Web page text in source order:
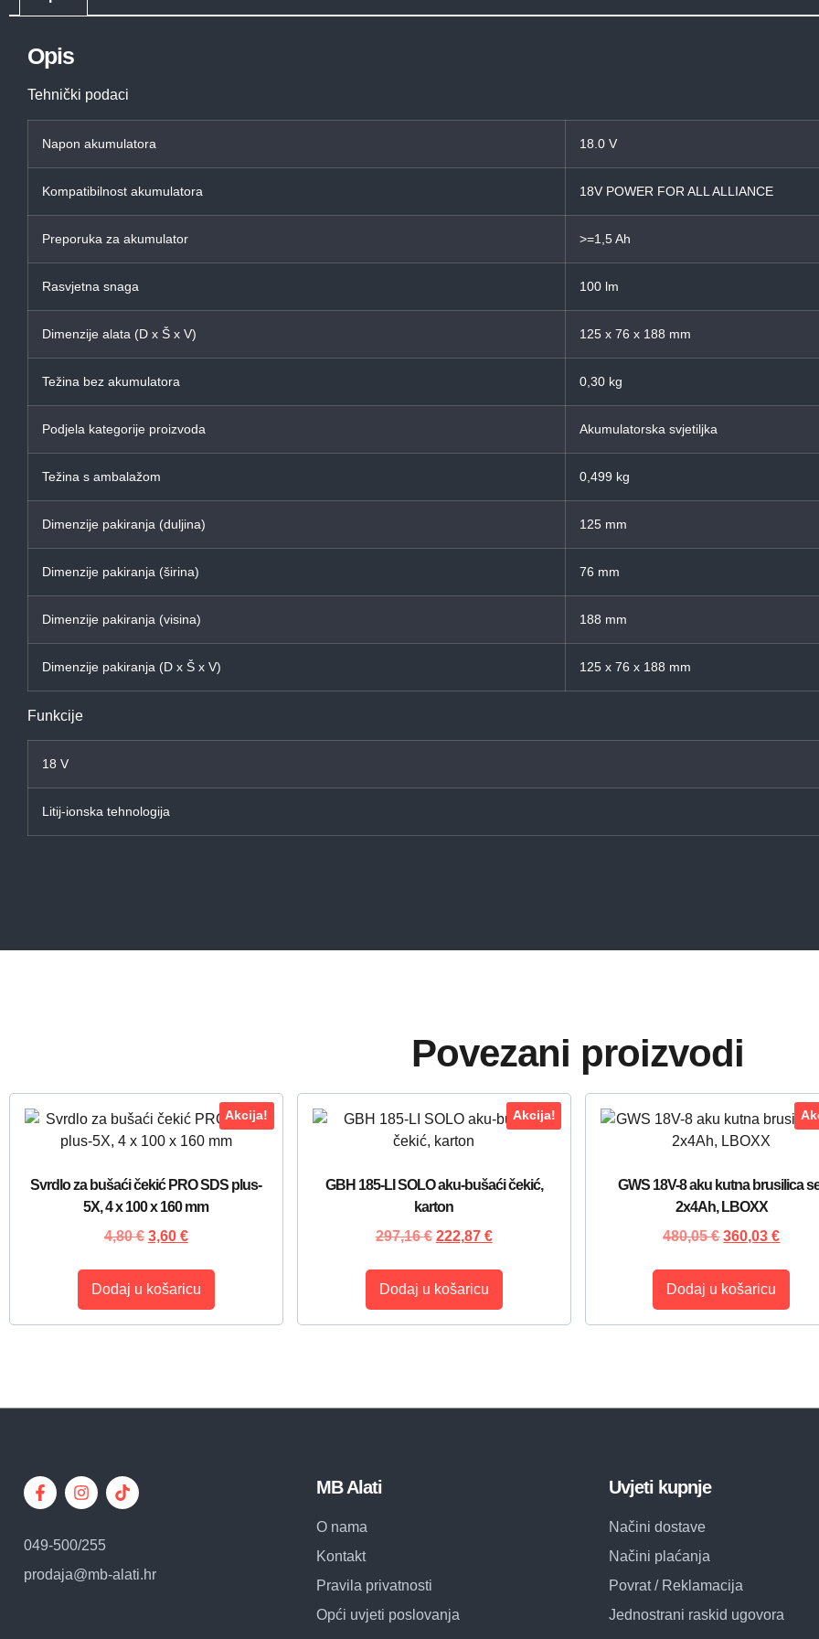
Opis
Tehnički podaci
Napon akumulatora 18.0 V
Kompatibilnost akumulatora 18V POWER FOR ALL ALLIANCE
Preporuka za akumulator >=1,5 Ah
Rasvjetna snaga 100 lm
Dimenzije alata (D x Š x V) 125 x 76 x 188 mm
Težina bez akumulatora 0,30 kg
Podjela kategorije proizvoda Akumulatorska svjetiljka
Težina s ambalažom 0,499 kg
Dimenzije pakiranja (duljina) 125 mm
Dimenzije pakiranja (širina) 76 mm
Dimenzije pakiranja (visina) 188 mm
Dimenzije pakiranja (D x Š x V) 125 x 76 x 188 mm
Funkcije
18 V
Litij-ionska tehnologija
Povezani proizvodi
Akcija!
Svrdlo za bušaći čekić PRO SDS plus-
5X, 4 x 100 x 160 mm
4,80€ 3,60 €
Dodaj u košaricu
Akcija!
GBH 185-LI SOLO aku-bušaći čekić,
karton
297,16€ 222,87 €
Dodaj u košaricu
GWS 18V-8 aku kutna brusilica
2x4Ah, LBOXX
480,05€ 360,03€
Dodaj u košaricu
049-500/255
prodaja@mb-alati.hr
MB Alati
O nama
Kontakt
Pravila privatnosti
Opći uvjeti poslovanja
Uvjeti kupnje
Načini dostave
Načini plaćanja
Povrat / Reklamacija
Jednostrani raskid ugovora